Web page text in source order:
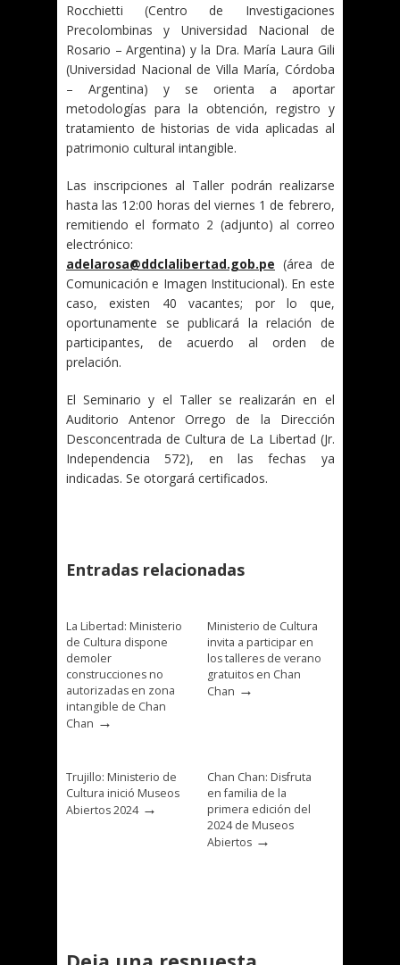
Rocchietti (Centro de Investigaciones
Precolombinas y Universidad Nacional de
Rosario – Argentina) y la Dra. María Laura Gili
(Universidad Nacional de Villa María, Córdoba
– Argentina) y se orienta a aportar
metodologías para la obtención, registro y
tratamiento de historias de vida aplicadas al
patrimonio cultural intangible.
Las inscripciones al Taller podrán realizarse
hasta las 12:00 horas del viernes 1 de febrero,
remitiendo el formato 2 (adjunto) al correo
electrónico:
adelarosa@ddclalibertad.gob.pe (área de
Comunicación e Imagen Institucional). En este
caso, existen 40 vacantes; por lo que,
oportunamente se publicará la relación de
participantes, de acuerdo al orden de
prelación.
El Seminario y el Taller se realizarán en el
Auditorio Antenor Orrego de la Dirección
Desconcentrada de Cultura de La Libertad (Jr.
Independencia 572), en las fechas ya
indicadas. Se otorgará certificados.
Entradas relacionadas
La Libertad: Ministerio
de Cultura dispone
demoler
construcciones no
autorizadas en zona
intangible de Chan
Chan →
Ministerio de Cultura
invita a participar en
los talleres de verano
gratuitos en Chan
Chan →
Trujillo: Ministerio de
Cultura inició Museos
Abiertos 2024→
Chan Chan: Disfruta
en familia de la
primera edición del
2024 de Museos
Abiertos →